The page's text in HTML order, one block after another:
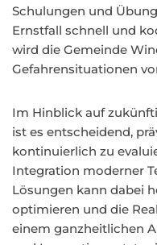
Schulungen und
Ernstfall schnell und
wird die Gemeinde
Gefahrensituationen
Im Hinblick auf
ist es entscheidend,
kontinuierlich zu
Integration moderner
Lösungen kann dabei
optimieren und die
einem ganzheitlichen